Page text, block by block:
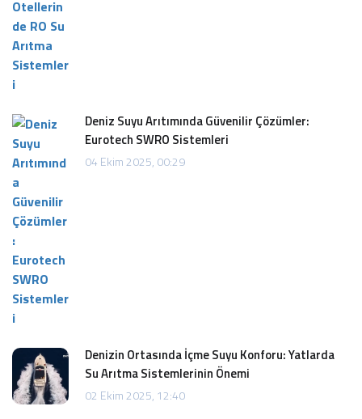
Deniz Suyu Arıtımında Güvenilir Çözümler:
Eurotech SWRO Sistemleri
04 Ekim 2025, 00:29
Denizin Ortasında İçme Suyu Konforu: Yatlarda
Su Arıtma Sistemlerinin Önemi
02 Ekim 2025, 12:40